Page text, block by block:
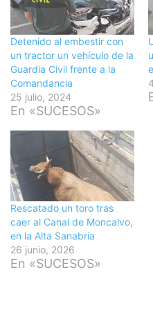
Detenido al embestir con
un tractor un vehículo de la
Guardia Civil frente a la
Comandancia
25 julio, 2024
En «SUCESOS»
Rescatado un toro tras
caer al Canal de Moncalvo,
en la Alta Sanabria
26 junio, 2026
En «SUCESOS»